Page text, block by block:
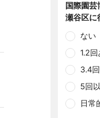
国際園
瀬谷区に
ない
1.2
3.4
5回
日常